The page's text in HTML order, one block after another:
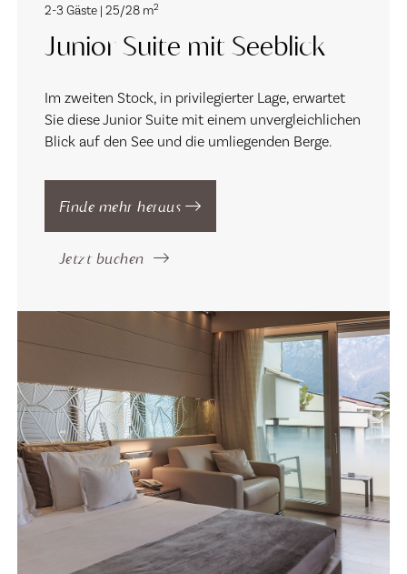
2-3 Gäste | 25/28 m2
Junior Suite mit Seeblick
Im zweiten Stock, in privilegierter Lage, erwartet
Sie diese Junior Suite mit einem unvergleichlichen
Blick auf den See und die umliegenden Berge.
Finde mehr heraus
Jetzt buchen